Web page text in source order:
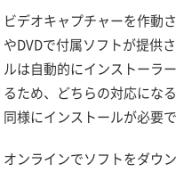
ビデオキャプチャーを作動
やDVDで付属ソフトが提供
ルは自動的にインストーラ
るため、どちらの対応にな
同様にインストールが必要で
オンラインでソフトをダウ